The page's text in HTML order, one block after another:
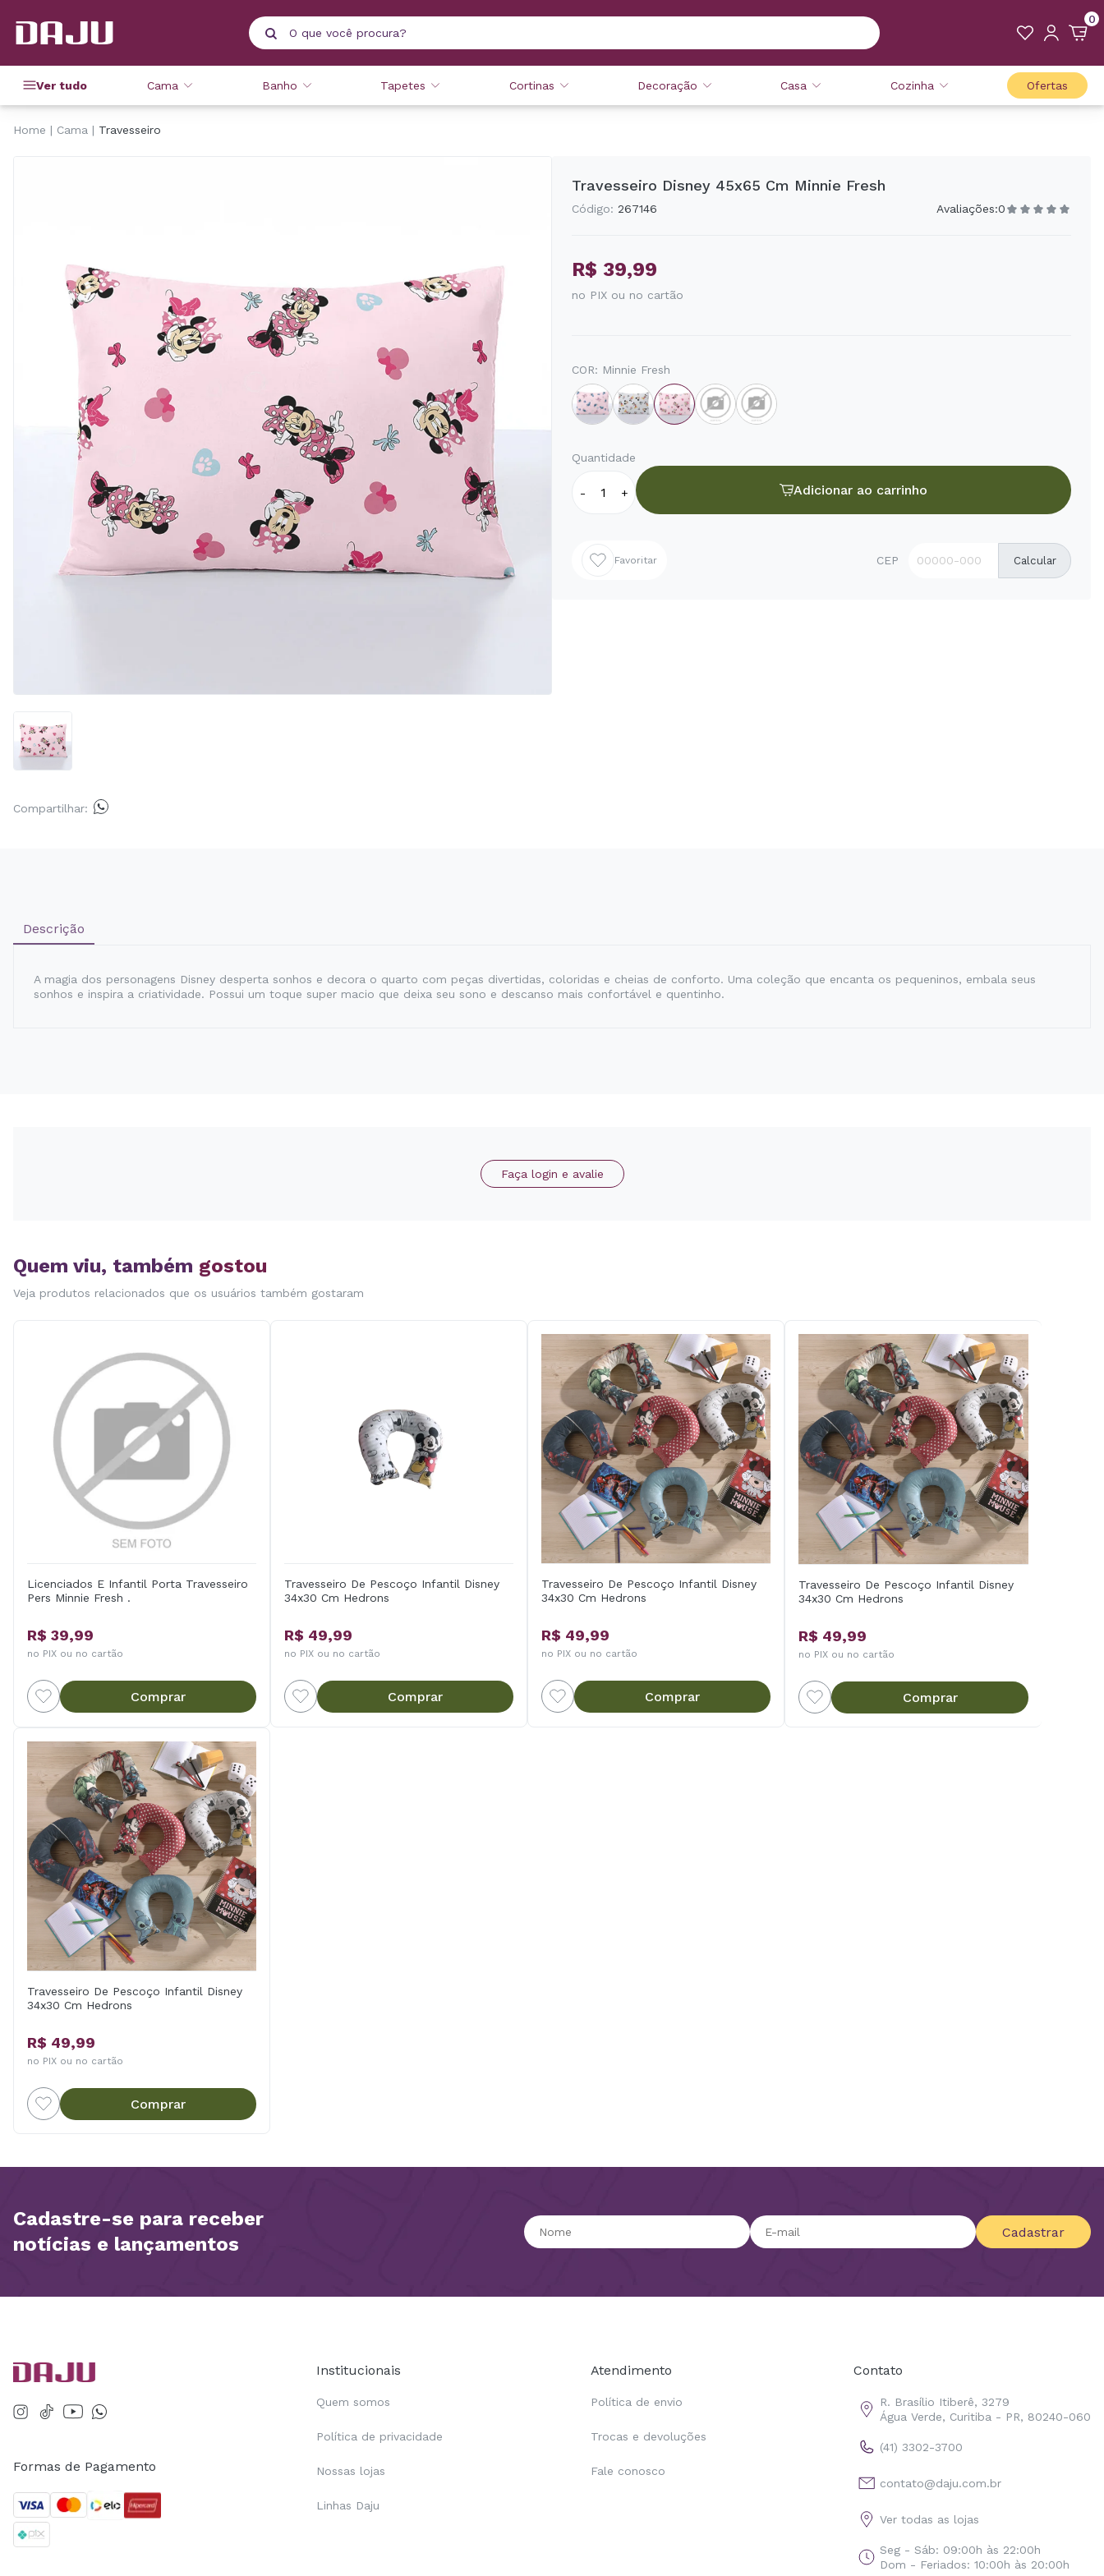
0
Ver tudo Cama Banho Tapetes Cortinas Decoração Casa Cozinha Ofertas
Home Cama Travesseiro
Compartilhar:
Travesseiro Disney 45x65 Cm Minnie Fresh
Código: 267146 Avaliações:0
R$ 39,99
no PIX ou no cartão
COR: Minnie Fresh
Quantidade
- + Adicionar ao carrinho
Favoritar CEP Calcular
Descrição
A magia dos personagens Disney desperta sonhos e decora o quarto com peças divertidas, coloridas e cheias de conforto. Uma coleção que encanta os pequeninos, embala seus
sonhos e inspira a criatividade. Possui um toque super macio que deixa seu sono e descanso mais confortável e quentinho.
Faça login e avalie
Quem viu, também gostou
Veja produtos relacionados que os usuários também gostaram
Licenciados E Infantil Porta Travesseiro
Pers Minnie Fresh .
R$ 39,99
no PIX ou no cartão
Comprar
Travesseiro De Pescoço Infantil Disney
34x30 Cm Hedrons
R$ 49,99
no PIX ou no cartão
Comprar
Travesseiro De Pescoço Infantil Disney
34x30 Cm Hedrons
R$ 49,99
no PIX ou no cartão
Comprar
Travesseiro De Pescoço Infantil Disney
34x30 Cm Hedrons
R$ 49,99
no PIX ou no cartão
Comprar
Travesseiro De Pescoço Infantil Disney
34x30 Cm Hedrons
R$ 49,99
no PIX ou no cartão
Comprar
Cadastre-se para receber
notícias e lançamentos
Cadastrar
Formas de Pagamento
Institucionais
Quem somos
Política de privacidade
Nossas lojas
Linhas Daju
Atendimento
Política de envio
Trocas e devoluções
Fale conosco
Contato
R. Brasílio Itiberê, 3279
Água Verde, Curitiba - PR, 80240-060
(41) 3302-3700
contato@daju.com.br
Ver todas as lojas
Seg - Sáb: 09:00h às 22:00h
Dom - Feriados: 10:00h às 20:00h